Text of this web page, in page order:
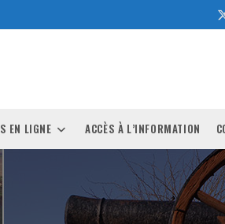
EN LIGNE ACCÈS À L’INFORMATION